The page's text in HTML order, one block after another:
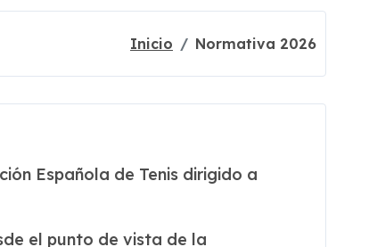
Inicio Normativa 2026
Española de Tenis dirigido a
el punto de vista de la